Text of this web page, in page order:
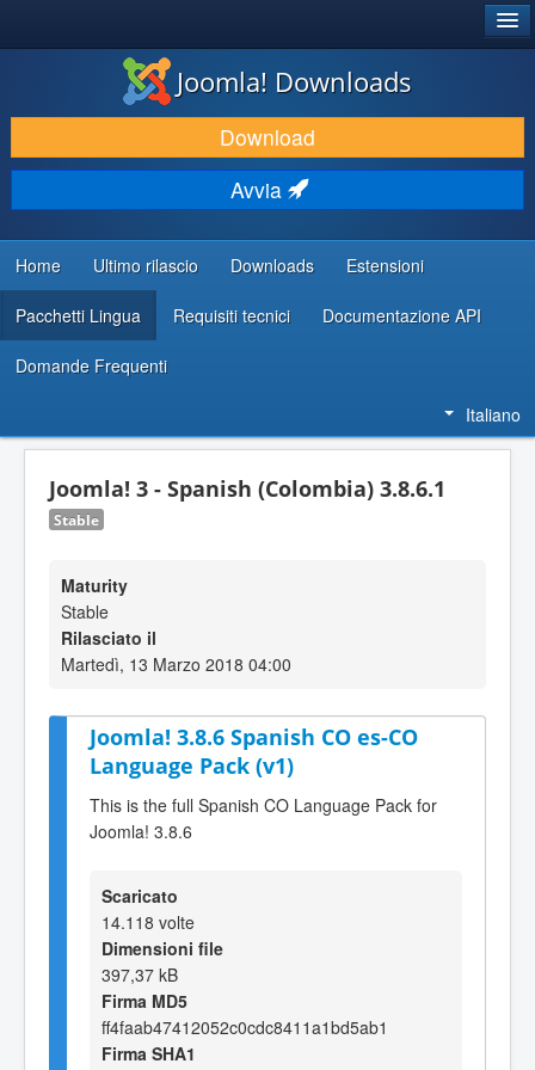
SCARICA & ESTENDI
SCOPRI & IMPARA
COMUNITÀ & SUPPORTO
RISORSE PER SVILUPPATORI
Joomla! Downloads
Download
Avvia
Home Ultimo rilascio Downloads Estensioni
Pacchetti Lingua Requisiti tecnici Documentazione API
Domande Frequenti
Italiano
Joomla! 3 - Spanish (Colombia) 3.8.6.1
Stable
Maturity
Stable
Rilasciato il
Martedì, 13 Marzo 2018 04:00
Joomla! 3.8.6 Spanish CO es-CO
Language Pack (v1)
This is the full Spanish CO Language Pack for
Joomla! 3.8.6
Scaricato
14.118 volte
Dimensioni file
397,37 kB
Firma MD5
ff4faab47412052c0cdc8411a1bd5ab1
Firma SHA1